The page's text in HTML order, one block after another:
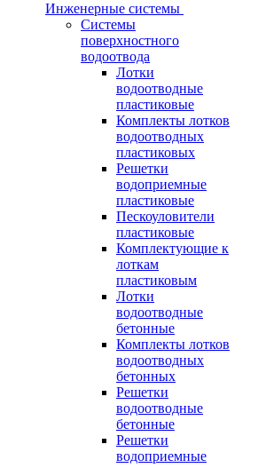
Инженерные системы
Системы
поверхностного
водоотвода
Лотки
водоотводные
пластиковые
Комплекты лотков
водоотводных
пластиковых
Решетки
водоприемные
пластиковые
Пескоуловители
пластиковые
Комплектующие к
лоткам
пластиковым
Лотки
водоотводные
бетонные
Комплекты лотков
водоотводных
бетонных
Решетки
водоотводные
бетонные
Решетки
водоприемные